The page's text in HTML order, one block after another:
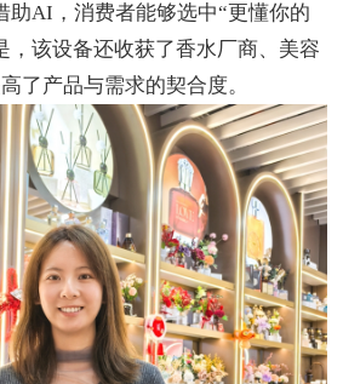
助AI，消费者能够选中“更懂你的
，该设备还收获了香水厂商、美容
了产品与需求的契合度。